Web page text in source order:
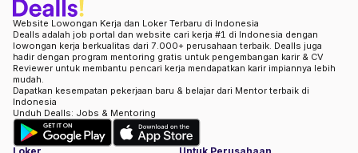
Website Lowongan Kerja dan Loker Terbaru di Indonesia
Dealls adalah job portal dan website cari kerja #1 di Indonesia dengan
lowongan kerja berkualitas dari 7.000+ perusahaan terbaik. Dealls juga
hadir dengan program mentoring gratis untuk pengembangan karir & CV
Reviewer untuk membantu pencari kerja mendapatkan karir impiannya lebih
mudah.
Dapatkan kesempatan pekerjaan baru & belajar dari Mentor terbaik di
Indonesia
Unduh Dealls: Jobs & Mentoring